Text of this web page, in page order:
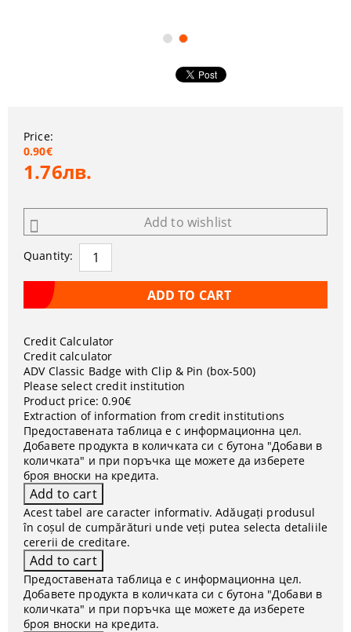
Price:
0.90€
1.76лв.
Add to wishlist
Quantity:
Credit Calculator
Credit calculator
ADV Classic Badge with Clip & Pin (box-500)
Please select credit institution
Product price: 0.90€
Extraction of information from credit institutions
Предоставената таблица е с информационна цел.
Добавете продукта в количката си с бутона "Добави в
количката" и при поръчка ще можете да изберете
броя вноски на кредита.
Acest tabel are caracter informativ. Adăugați produsul
în coșul de cumpărături unde veți putea selecta detaliile
cererii de creditare.
Предоставената таблица е с информационна цел.
Добавете продукта в количката си с бутона "Добави в
количката" и при поръчка ще можете да изберете
броя вноски на кредита.